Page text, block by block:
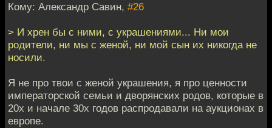
Кому: Александр Савин, #26
> И хрен бы с ними, с украшениями... Ни мои
родители, ни мы с женой, ни мой сын их никогда не
носили.
Я не про твои с женой украшения, я про ценности
императорской семьи и дворянских родов, которые в
20х и начале 30х годов распродавали на аукционах в
европе.